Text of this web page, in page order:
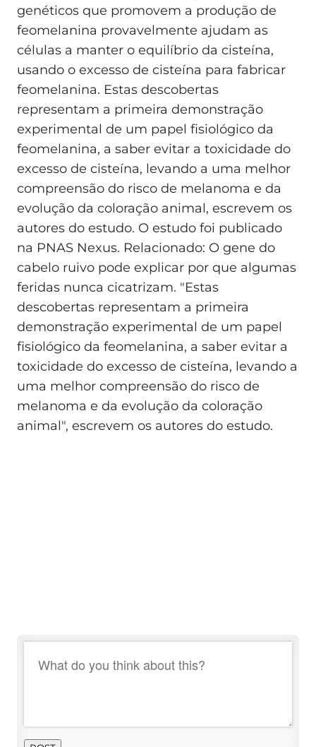
genéticos que promovem a produção de
feomelanina provavelmente ajudam as
células a manter o equilíbrio da cisteína,
usando o excesso de cisteína para fabricar
feomelanina. Estas descobertas
representam a primeira demonstração
experimental de um papel fisiológico da
feomelanina, a saber evitar a toxicidade do
excesso de cisteína, levando a uma melhor
compreensão do risco de melanoma e da
evolução da coloração animal, escrevem os
autores do estudo. O estudo foi publicado
na PNAS Nexus. Relacionado: O gene do
cabelo ruivo pode explicar por que algumas
feridas nunca cicatrizam. "Estas
descobertas representam a primeira
demonstração experimental de um papel
fisiológico da feomelanina, a saber evitar a
toxicidade do excesso de cisteína, levando a
uma melhor compreensão do risco de
melanoma e da evolução da coloração
animal", escrevem os autores do estudo.